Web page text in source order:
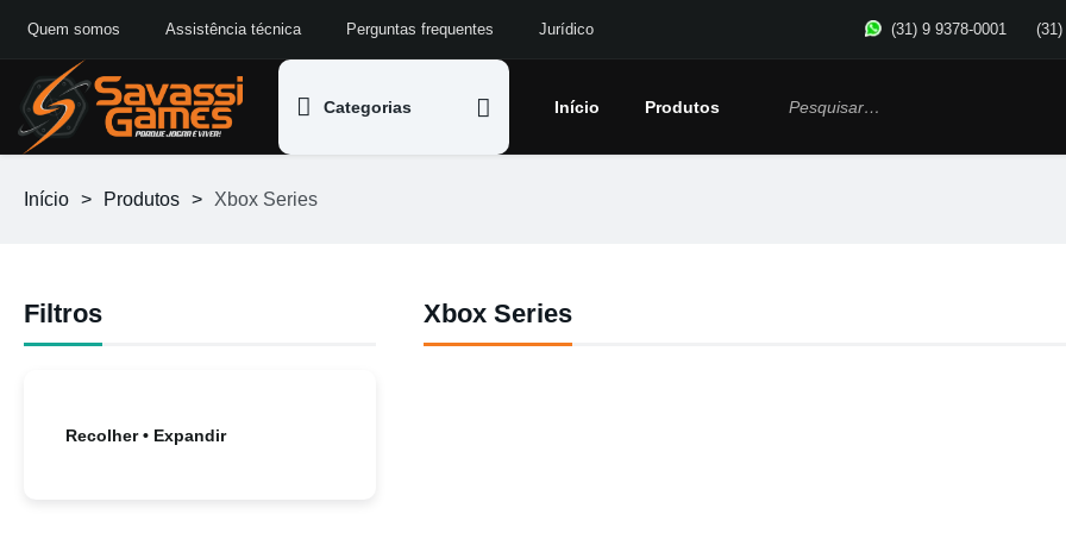
(31) 9 9378-0001 (31)
Quem somos Assistência técnica Perguntas frequentes Jurídico
Categorias Início Produtos
Início > Produtos > Xbox Series
Xbox Series
Filtros
Recolher • Expandir